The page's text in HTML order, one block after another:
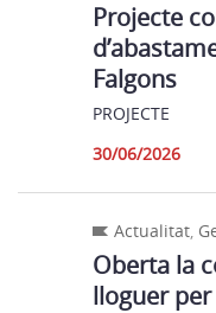
Projecte
Falgons
PROJECTE
30/06/2026
Actualitat,
Oberta la
lloguer